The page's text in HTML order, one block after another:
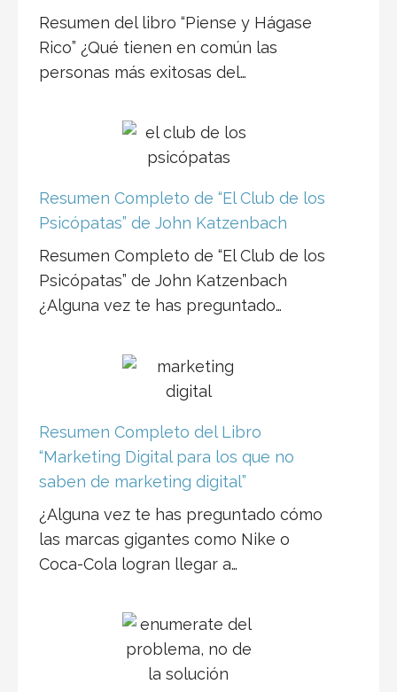
Resumen del libro “Piense y Hágase
Rico” ¿Qué tienen en común las
personas más exitosas del…
Resumen Completo de “El Club de los
Psicópatas” de John Katzenbach
Resumen Completo de “El Club de los
Psicópatas” de John Katzenbach
¿Alguna vez te has preguntado…
Resumen Completo del Libro
“Marketing Digital para los que no
saben de marketing digital”
¿Alguna vez te has preguntado cómo
las marcas gigantes como Nike o
Coca-Cola logran llegar a…